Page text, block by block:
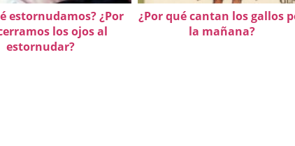
estornudamos? ¿Por
los ojos al
estornudar?
¿Por qué cantan los gallos
la mañana?